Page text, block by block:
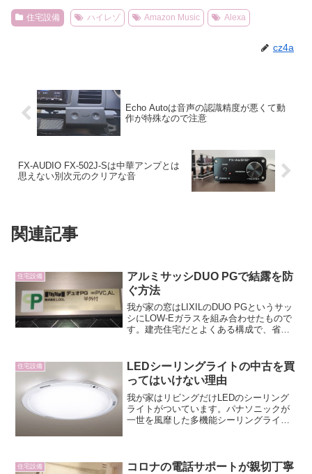
住宅設備 ハイレゾ Amazon Music Alexa
cz4a
Echo Autoは音声の認識精度が悪くて動
作が特殊なので注意
FX-AUDIO FX-502J-Sは中華アンプとは
思えない別次元のクリアな音
関連記事
住宅設備
アルミサッシDUO PGで結露を防
ぐ方法
我が家の窓はLIXILのDUO PGというサッ
シにLOW-Eガラスを組み合わせたもので
す。建売住宅だとよくある構成で、省エ
す。DUO PGの基本性能DUO PGはア
ル...
住宅設備
LEDシーリングライトの中古を買
ってはいけない理由
我が家はリビングだけLEDのシーリング
ライトがついています。パナソニックが
一世を風靡した多機能シーリングライト
ととても多...
住宅設備
コロナの電話サポートが親切丁寧